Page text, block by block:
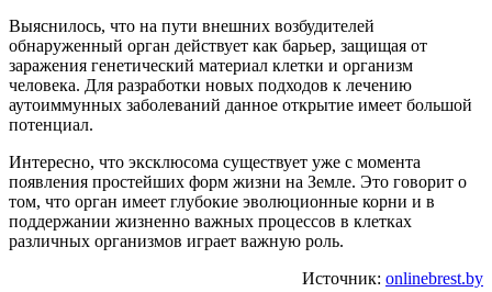
Выяснилось, что на пути внешних возбудителей
обнаруженный орган действует как барьер, защищая от
заражения генетический материал клетки и организм
человека. Для разработки новых подходов к лечению
аутоиммунных заболеваний данное открытие имеет большой
потенциал.
Интересно, что эксклюсома существует уже с момента
появления простейших форм жизни на Земле. Это говорит о
том, что орган имеет глубокие эволюционные корни и в
поддержании жизненно важных процессов в клетках
различных организмов играет важную роль.
Источник: onlinebrest.by